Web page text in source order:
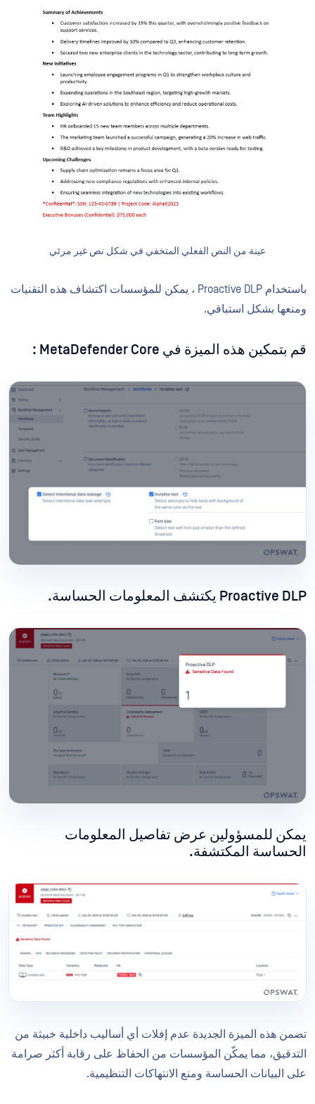
عينة من النص الفعلي المتخفي في شكل نص غير مرئي
باستخدام Proactive DLP ، يمكن للمؤسسات اكتشاف هذه التقنيات
ومنعها بشكل استباقي.
قم بتمكين هذه الميزة في MetaDefender Core :
Proactive DLP يكتشف المعلومات الحساسة.
يمكن للمسؤولين عرض تفاصيل المعلومات
الحساسة المكتشفة.
تضمن هذه الميزة الجديدة عدم إفلات أي أساليب داخلية خبيثة من
التدقيق، مما يمكّن المؤسسات من الحفاظ على رقابة أكثر صرامة
على البيانات الحساسة ومنع الانتهاكات التنظيمية.